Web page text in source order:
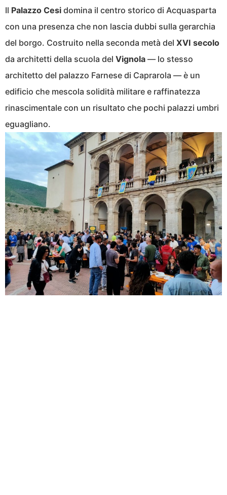
Il Palazzo Cesi domina il centro storico di Acquasparta
con una presenza che non lascia dubbi sulla gerarchia
del borgo. Costruito nella seconda metà del XVI secolo
da architetti della scuola del Vignola — lo stesso
architetto del palazzo Farnese di Caprarola — è un
edificio che mescola solidità militare e raffinatezza
rinascimentale con un risultato che pochi palazzi umbri
eguagliano.